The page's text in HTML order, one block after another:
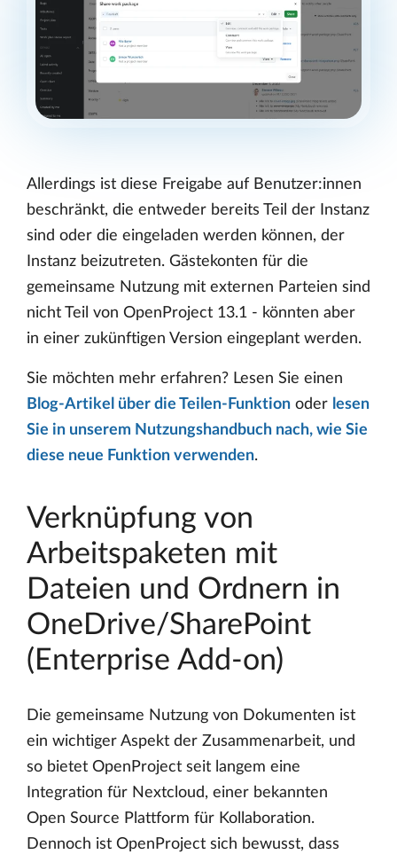
Allerdings ist diese Freigabe auf Benutzer:innen
beschränkt, die entweder bereits Teil der Instanz
sind oder die eingeladen werden können, der
Instanz beizutreten. Gästekonten für die
gemeinsame Nutzung mit externen Parteien sind
nicht Teil von OpenProject 13.1 - könnten aber
in einer zukünftigen Version eingeplant werden.
Sie möchten mehr erfahren? Lesen Sie einen
Blog-Artikel über die Teilen-Funktion oder lesen
Sie in unserem Nutzungshandbuch nach, wie Sie
diese neue Funktion verwenden.
Verknüpfung von
Arbeitspaketen mit
Dateien und Ordnern in
OneDrive/SharePoint
(Enterprise Add-on)
Die gemeinsame Nutzung von Dokumenten ist
ein wichtiger Aspekt der Zusammenarbeit, und
so bietet OpenProject seit langem eine
Integration für Nextcloud, einer bekannten
Open Source Plattform für Kollaboration.
Dennoch ist OpenProject sich bewusst, dass